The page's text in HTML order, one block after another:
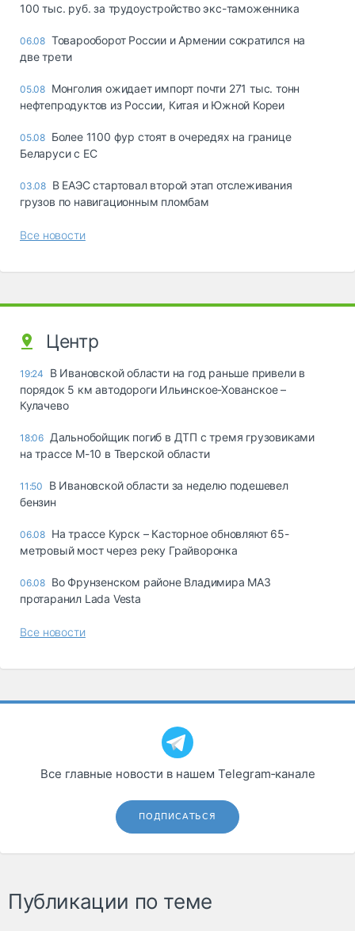
100 тыс. руб. за трудоустройство экс-таможенника
06.08 Товарооборот России и Армении сократился на
две трети
05.08 Монголия ожидает импорт почти 271 тыс. тонн
нефтепродуктов из России, Китая и Южной Кореи
05.08 Более 1100 фур стоят в очередях на границе
Беларуси с ЕС
03.08 В ЕАЭС стартовал второй этап отслеживания
грузов по навигационным пломбам
Все новости
Центр
19:24
В Ивановской области на год раньше привели в
порядок 5 км автодороги Ильинское-Хованское –
Кулачево
18:06 Дальнобойщик погиб в ДТП с тремя грузовиками
на трассе М-10 в Тверской области
11:50
В Ивановской области за неделю подешевел
бензин
06.08 На трассе Курск – Касторное обновляют 65-
метровый мост через реку Грайворонка
06.08 Во Фрунзенском районе Владимира МАЗ
протаранил Lada Vesta
Все новости
Все главные новости в нашем Telegram‑канале
ПОДПИСАТЬСЯ
Публикации по теме